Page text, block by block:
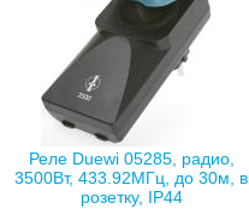
Реле Duewi 05285, радио,
3500Вт, 433.92МГц, до 30м, в
розетку, IP44